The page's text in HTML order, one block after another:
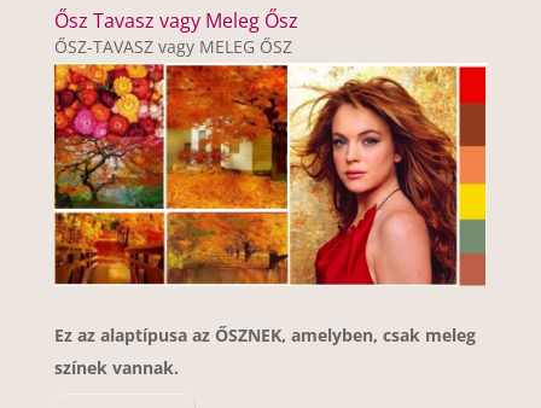
Ősz Tavasz vagy Meleg Ősz
ŐSZ-TAVASZ vagy MELEG ŐSZ
Ez az alaptípusa az ŐSZNEK, amelyben, csak meleg
színek vannak.